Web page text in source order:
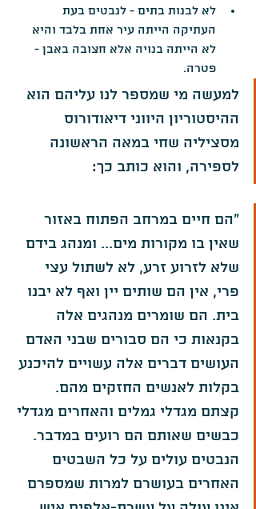
לא לבנות בתים - לנבטים בעת
העתיקה הייתה עיר אחת בלבד והיא
לא הייתה בנויה אלא חצובה באבן -
פטרה.
למעשה מי שמספר לנו עליהם הוא
ההיסטוריון היווני דיאודורוס
מסציליה שחי במאה הראשונה
לספירה, והוא כותב כך:
"הם חיים במרחב הפתוח באזור
שאין בו מקורות מים... ומנהג בידם
שלא לזרוע זרע, לא לשתול עצי
פרי, אין הם שותים יין ואף לא יבנו
בית. הם שומרים מנהגים אלה
בקנאות כי הם סבורים שבני האדם
העושים דברים אלה עשויים להיכנע
בקלות לאנשים החזקים מהם.
קצתם מגדלי גמלים והאחרים מגדלי
כבשים שאותם הם רועים במדבר.
הנבטים עולים על כל השבטים
האחרים בעושרם למרות שמספרם